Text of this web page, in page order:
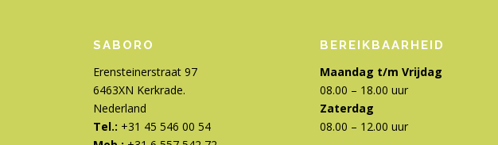
SABORO
Erensteinerstraat 97
6463XN Kerkrade.
Nederland
Tel.: +31 45 546 00 54
BEREIKBAARHEID
Maandag t/m Vrijdag
08.00 – 18.00 uur
Zaterdag
08.00 – 12.00 uur